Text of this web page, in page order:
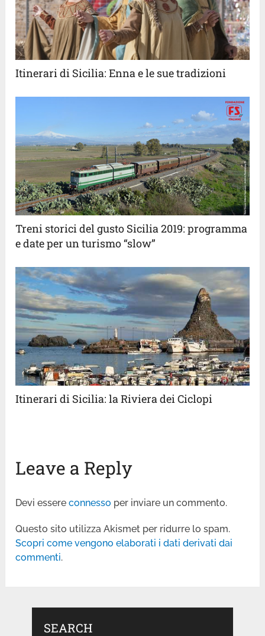
Itinerari di Sicilia: Enna e le sue tradizioni
Treni storici del gusto Sicilia 2019: programma
e date per un turismo “slow”
Itinerari di Sicilia: la Riviera dei Ciclopi
Leave a Reply
Devi essereconnesso per inviare un commento.
Questo sito utilizza Akismet per ridurre lo spam.
Scopri come vengono elaborati i dati derivati dai
commenti.
SEARCH